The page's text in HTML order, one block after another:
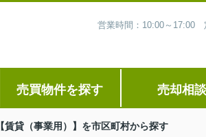
営業時間：10:00～17:00
売買物件を探す 売却相談
【賃貸（事業用）】を市区町村から探す